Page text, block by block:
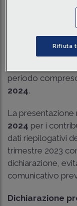
periodo
2024.
La presentazione
2024 per i
dati riepilogativi
trimestre 2023
dichiarazione,
comunicativo
Dichiarazione
Rifiuta